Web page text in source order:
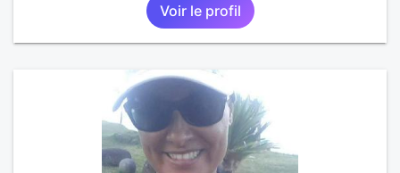
Voir le profil